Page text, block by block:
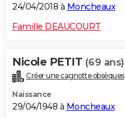
24/04/2018 à Moncheaux
Famille DEAUCOURT
Nicole PETIT (69 ans)
Créer une cagnotte obsèques
Naissance
29/04/1948 à Moncheaux